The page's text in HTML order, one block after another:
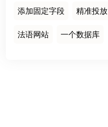
添加固定字段 精准投放
法语网站 一个数据库